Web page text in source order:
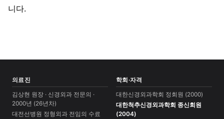
니다.
의료진
김상현 원장 · 신경외과 전문의 ·
2000년 (26년차)
대전선병원 정형외과 전임의 수료
학회·자격
대한신경외과학회 정회원 (2000)
대한척추신경외과학회 종신회원
(2004)